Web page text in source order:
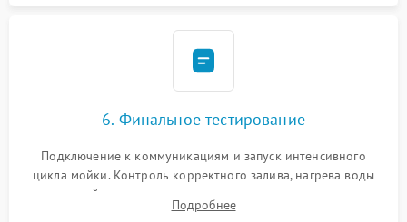
6. Финальное тестирование
Подключение к коммуникациям и запуск интенсивного
цикла мойки. Контроль корректного залива, нагрева воды
до нужной температуры, отсутствия посторонних шумов,
штатного слива и абсолютной сухости в поддоне.
Подробнее